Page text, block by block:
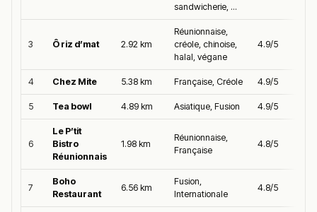
sandwicherie, ...
3 Ô riz d’mat 2.92 km
Réunionnaise,
créole, chinoise,
halal, végane
4.9/5
4 Chez Mite 5.38 km Française, Créole 4.9/5
5 Tea bowl 4.89 km Asiatique, Fusion 4.9/5
6
Le P’tit
Bistro
Réunionnais
1.98 km
Réunionnaise,
Française
4.8/5
7
Boho
Restaurant
6.56 km
Fusion,
Internationale
4.8/5